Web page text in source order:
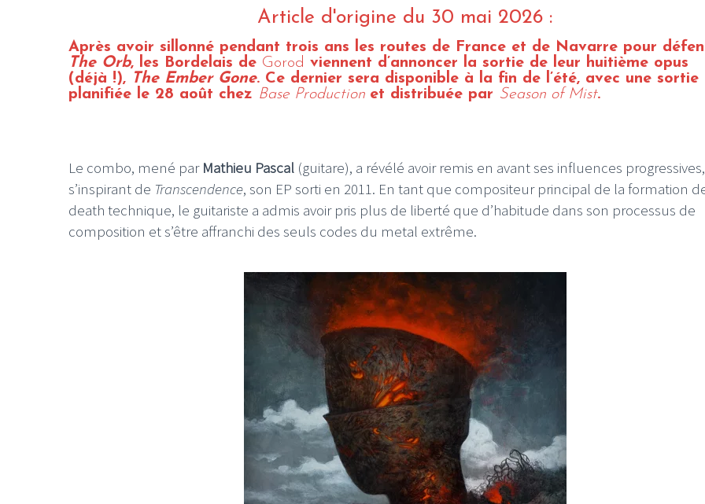
Article d'origine du 30 mai 2026 :
Après avoir sillonné pendant trois ans les routes de France et de Navarre pour
The Orb, les Bordelais de Gorod viennent d’annoncer la sortie de leur huitième opus
(déjà !), The Ember Gone. Ce dernier sera disponible à la fin de l’été, avec une sortie
planifiée le 28 août chez Base Production et distribuée par Season of Mist.
Le combo, mené par Mathieu Pascal (guitare), a révélé avoir remis en avant ses influences progressives,
s’inspirant de Transcendence, son EP sorti en 2011. En tant que compositeur principal de la formation
death technique, le guitariste a admis avoir pris plus de liberté que d’habitude dans son processus de
composition et s’être affranchi des seuls codes du metal extrême.
LE GROS RIFFIFI
LE GROS RIFFIFI – Surfin’
The Covers !!!